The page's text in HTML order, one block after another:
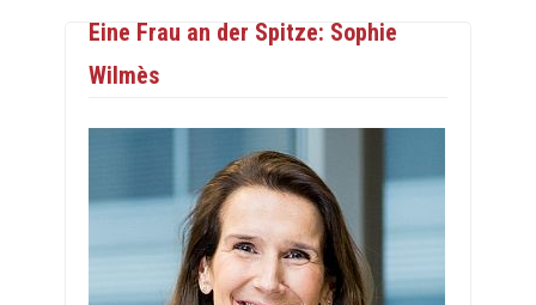
Eine Frau an der Spitze: Sophie
Wilmès